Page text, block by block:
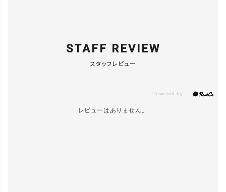
STAFF REVIEW
スタッフレビュー
レビューはありません。